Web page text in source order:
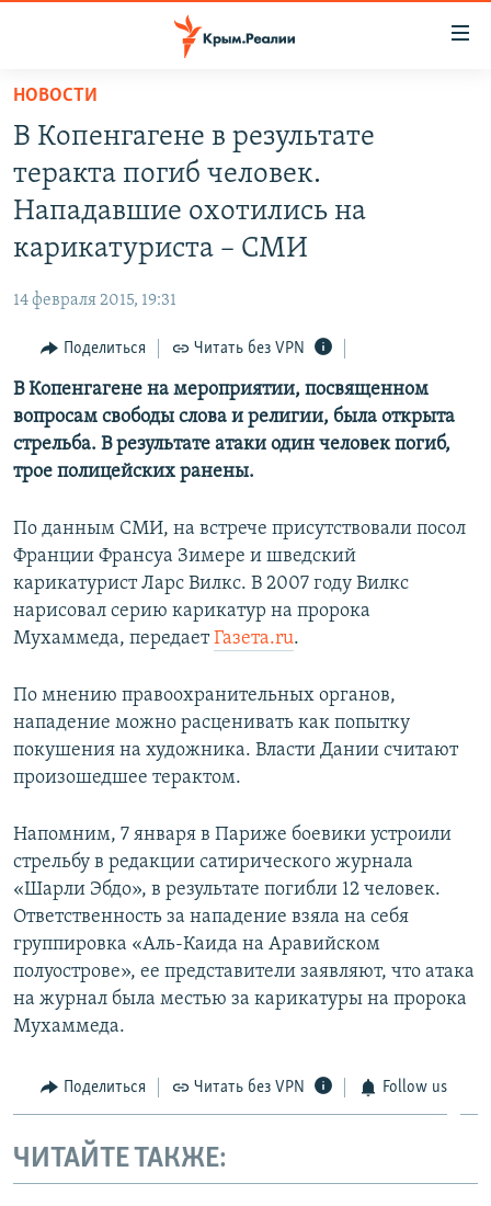
Вернуться
основному
содержанию
Вернутся
главной
Вернутся
поиску
КАРТА ВОЕННЫХ ОБЪЕКТОВ КРЫМА
ВОДА
ИНТЕРАКТИВ
ИНФОГРАФИКА
ТЕЛЕПРОЕКТ КРЫМ.РЕАЛИИ
СОВЕТЫ ПРАВОЗАЩИТНИКОВ
ПРОПАВШИЕ БЕЗ ВЕСТИ
КРЫМ.НЕПОКОРЕННЫЙ
ELIFBE
УКРАИНСКАЯ ПРОБЛЕМА КРЫМА
РАДІО СВОБОДА
КАК ОБОЙТИ БЛОКИРОВКУ
Українською
Qırımtatar
НОВОСТИ
В Копенгагене в результате
теракта погиб человек.
Нападавшие охотились на
карикатуриста – СМИ
14 февраля 2015, 19:31
Поделиться Читать без VPN
В Копенгагене на мероприятии, посвященном
вопросам свободы слова и религии, была открыта
стрельба. В результате атаки один человек погиб,
трое полицейских ранены.
По данным СМИ, на встрече присутствовали посол
Франции Франсуа Зимере и шведский
карикатурист Ларс Вилкс. В 2007 году Вилкс
нарисовал серию карикатур на пророка
Мухаммеда, передаетГазета.ru.
По мнению правоохранительных органов,
нападение можно расценивать как попытку
покушения на художника. Власти Дании считают
произошедшее терактом.
Напомним, 7 января в Париже боевики устроили
стрельбу в редакции сатирического журнала
«Шарли Эбдо», в результате погибли 12 человек.
Ответственность за нападение взяла на себя
группировка «Аль-Каида на Аравийском
полуострове», ее представители заявляют, что атака
на журнал была местью за карикатуры на пророка
Мухаммеда.
Поделиться Читать без VPN Follow us
ЧИТАЙТЕ ТАКЖЕ: